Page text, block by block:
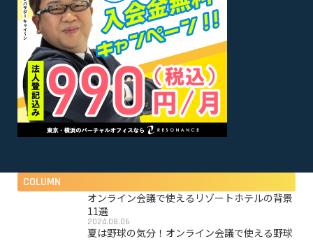
COLUMN
オンライン会議で使えるリゾートホテルの背景
11選
2024.08.06
夏は野球の気分！オンライン会議で使える野球